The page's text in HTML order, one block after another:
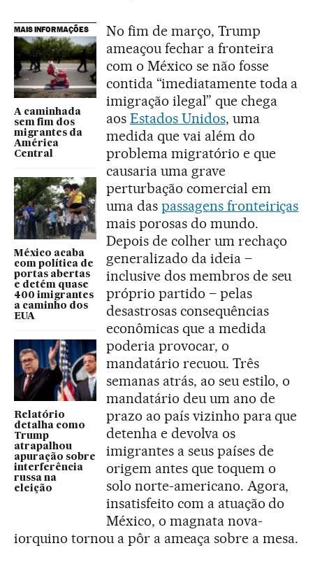
MAIS INFORMAÇÕES
A caminhada
sem fim dos
migrantes da
América
Central
México acaba
com política de
portas abertas
e detém quase
400 imigrantes
a caminho dos
EUA
Relatório
detalha como
Trump
atrapalhou
apuração sobre
interferência
russa na
eleição
No fim de março, Trump
ameaçou fechar a fronteira
com o México se não fosse
contida “imediatamente toda a
imigração ilegal” que chega
aos Estados Unidos, uma
medida que vai além do
problema migratório e que
causaria uma grave
perturbação comercial em
uma das passagens fronteiriças
mais porosas do mundo.
Depois de colher um rechaço
generalizado da ideia –
inclusive dos membros de seu
próprio partido – pelas
desastrosas consequências
econômicas que a medida
poderia provocar, o
mandatário recuou. Três
semanas atrás, ao seu estilo, o
mandatário deu um ano de
prazo ao país vizinho para que
detenha e devolva os
imigrantes a seus países de
origem antes que toquem o
solo norte-americano. Agora,
insatisfeito com a atuação do
México, o magnata nova-
iorquino tornou a pôr a ameaça sobre a mesa.